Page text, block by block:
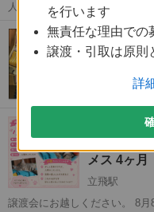
人には良く慣れており獣医師
なお顔で目が小さくとても可愛いですよ 我が家の小
ばして横になって寝ています 推定誕生日 5/7頃 8/7現在体重900g 保
護当初は猫風邪...
東京 江東区 亀戸駅
【夏のタン
状態が悪くて
小枝 ４
動物医療
メス 4ヶ月
立飛駅
譲渡会にお越しください。 8月8日㈯13:30～15:30（15:00くらいまで
を行います
無責任な理由での
譲渡・引取は原則
詳